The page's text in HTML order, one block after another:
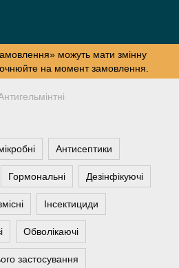
можуть мати змінну
на момент замовлення.
Антисептики
Гормональні Дезінфікуючі
Інсектициди
Обволікаючі
застосування